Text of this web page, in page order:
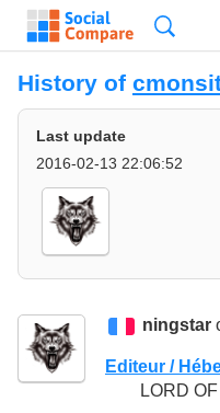
History of
Last update
2016-02-13 22:06:52
ningstar
Editeur /
LORD